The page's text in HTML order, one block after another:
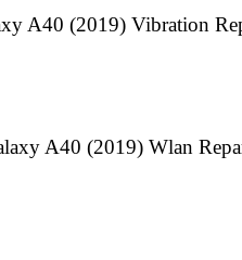
A40 (2019) Vibration
A40 (2019) Wlan